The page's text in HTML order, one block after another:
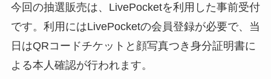
今回の抽選販売は、LivePocketを利用した事前受付
です。利用にはLivePocketの会員登録が必要で、当
日はQRコードチケットと顔写真つき身分証明書に
よる本人確認が行われます。